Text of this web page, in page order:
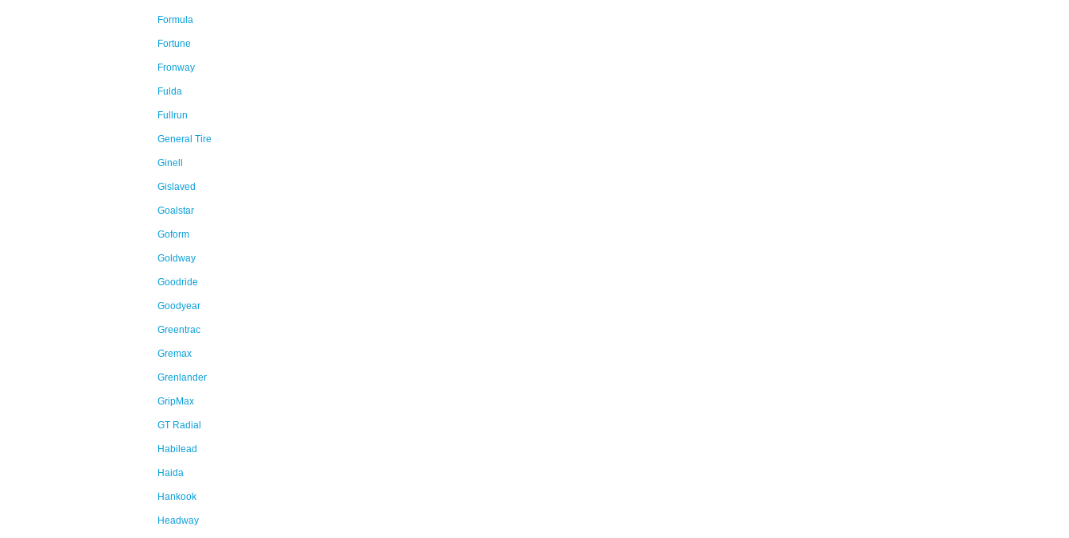
Formula
Fortune
Fronway
Fulda
Fullrun
General Tire
Ginell
Gislaved
Goalstar
Goform
Goldway
Goodride
Goodyear
Greentrac
Gremax
Grenlander
GripMax
GT Radial
Habilead
Haida
Hankook
Headway